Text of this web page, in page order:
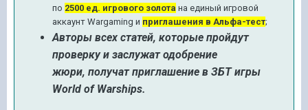
по 2500 ед. игрового золота на единый игровой
аккаунт Wargaming и приглашения в Альфа-тест;
Авторы всех статей, которые пройдут
проверку и заслужат одобрение
жюри, получат приглашение в ЗБТ игры
World of Warships.